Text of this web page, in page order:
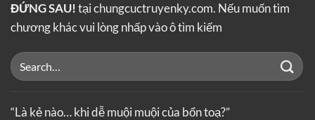
ĐỨNG SAU!tại chungcuctruyenky.com. Nếu muốn tìm
chương khác vui lòng nhấp vào ô tìm kiếm
“Là kẻ nào… khi dễ muội muội của bổn toạ?”